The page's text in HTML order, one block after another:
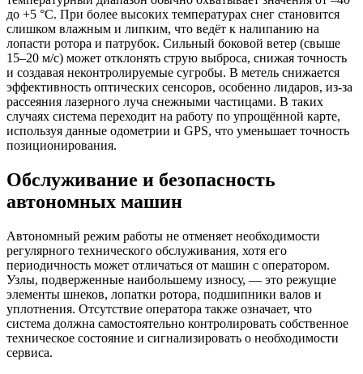
до +5 °C. При более высоких температурах снег становится
слишком влажным и липким, что ведёт к налипанию на
лопасти ротора и патрубок. Сильный боковой ветер (свыше
15–20 м/с) может отклонять струю выброса, снижая точность
и создавая неконтролируемые сугробы. В метель снижается
эффективность оптических сенсоров, особенно лидаров, из-за
рассеяния лазерного луча снежными частицами. В таких
случаях система переходит на работу по упрощённой карте,
используя данные одометрии и GPS, что уменьшает точность
позиционирования.
Обслуживание и безопасность
автономных машин
Автономный режим работы не отменяет необходимости
регулярного технического обслуживания, хотя его
периодичность может отличаться от машин с оператором.
Узлы, подверженные наибольшему износу, — это режущие
элементы шнеков, лопатки ротора, подшипники валов и
уплотнения. Отсутствие оператора также означает, что
система должна самостоятельно контролировать собственное
техническое состояние и сигнализировать о необходимости
сервиса.